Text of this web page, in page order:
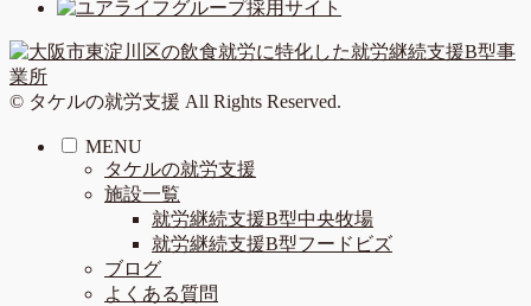
© タケルの就労支援 All Rights Reserved.
MENU
タケルの就労支援
施設一覧
就労継続支援B型中央牧場
就労継続支援B型フードビズ
ブログ
よくある質問